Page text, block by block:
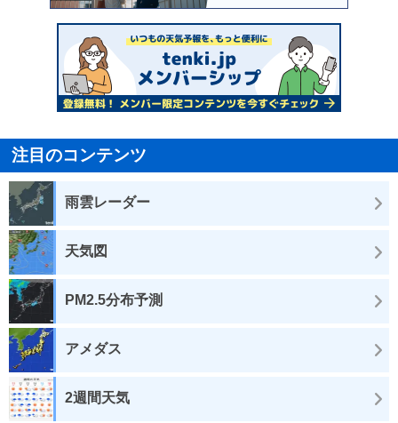
注目のコンテンツ
雨雲レーダー
天気図
PM2.5分布予測
アメダス
2週間天気